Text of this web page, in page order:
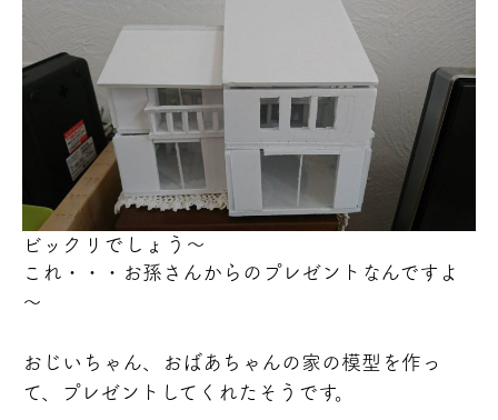
ビックリでしょう～
これ・・・お孫さんからのプレゼントなんですよ
～
おじいちゃん、おばあちゃんの家の模型を作っ
て、プレゼントしてくれたそうです。